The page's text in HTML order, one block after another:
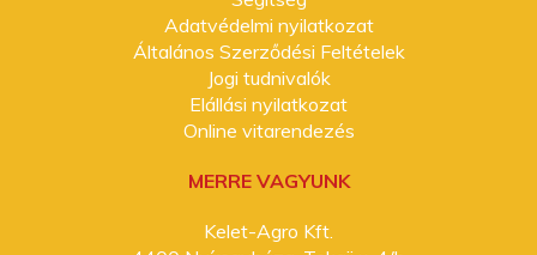
Adatvédelmi nyilatkozat
Általános Szerződési Feltételek
Jogi tudnivalók
Elállási nyilatkozat
Online vitarendezés
MERRE VAGYUNK
Kelet-Agro Kft.